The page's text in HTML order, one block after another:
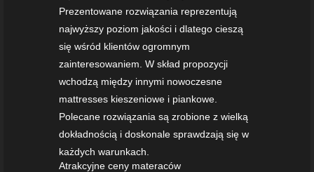
Prezentowane rozwiązania reprezentują
najwyższy poziom jakości i dlatego cieszą
się wśród klientów ogromnym
zainteresowaniem. W skład propozycji
wchodzą między innymi nowoczesne
mattresses kieszeniowe i piankowe.
Polecane rozwiązania są zrobione z wielką
dokładnością i doskonale sprawdzają się w
każdych warunkach.
Atrakcyjne ceny materaców